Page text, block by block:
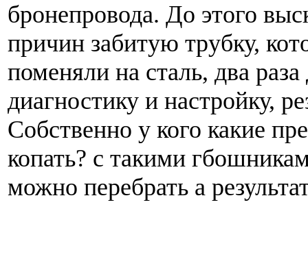
бронепровода. До этого
причин забитую трубку,
поменяли на сталь, два раза
диагностику и настройку,
Собственно у кого какие
копать? с такими
можно перебрать а